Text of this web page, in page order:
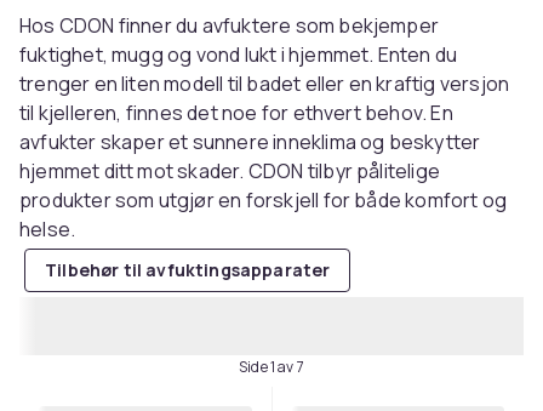
Hos CDON finner du avfuktere som bekjemper
fuktighet, mugg og vond lukt i hjemmet. Enten du
trenger en liten modell til badet eller en kraftig versjon
til kjelleren, finnes det noe for ethvert behov. En
avfukter skaper et sunnere inneklima og beskytter
hjemmet ditt mot skader. CDON tilbyr pålitelige
produkter som utgjør en forskjell for både komfort og
helse.
Tilbehør til avfuktingsapparater
Side 1 av 7